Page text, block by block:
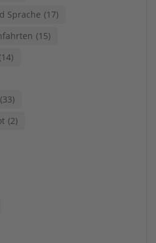
Sprache 17
15
14
33
2